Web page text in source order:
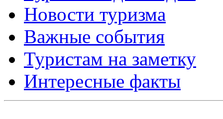
Новости туризма
Важные события
Туристам на заметку
Интересные факты